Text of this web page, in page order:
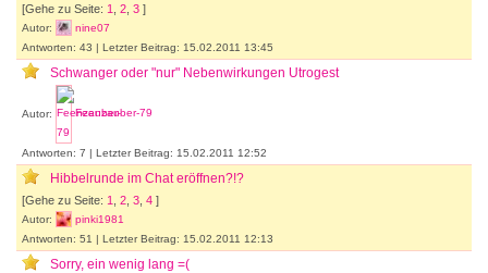
[Gehe zu Seite: 1 2 3 ]
Autor:
nine07
Antworten: 43 | Letzter Beitrag: 15.02.2011 13:45
Schwanger oder "nur" Nebenwirkungen Utrogest
Autor: Feenzauber-79
Antworten: 7 | Letzter Beitrag: 15.02.2011 12:52
Hibbelrunde im Chat eröffnen?!?
[Gehe zu Seite: 1 2 3 4 ]
Autor:
pinki1981
Antworten: 51 | Letzter Beitrag: 15.02.2011 12:13
Sorry, ein wenig lang =(